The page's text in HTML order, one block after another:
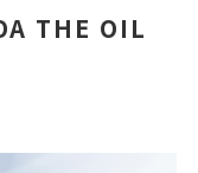
THE OIL